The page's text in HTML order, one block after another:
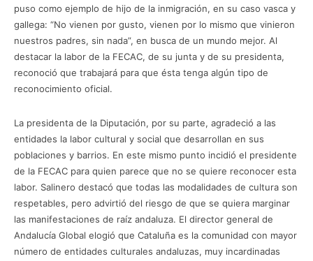
puso como ejemplo de hijo de la inmigración, en su caso vasca y
gallega: “No vienen por gusto, vienen por lo mismo que vinieron
nuestros padres, sin nada”, en busca de un mundo mejor. Al
destacar la labor de la FECAC, de su junta y de su presidenta,
reconoció que trabajará para que ésta tenga algún tipo de
reconocimiento oficial.
La presidenta de la Diputación, por su parte, agradeció a las
entidades la labor cultural y social que desarrollan en sus
poblaciones y barrios. En este mismo punto incidió el presidente
de la FECAC para quien parece que no se quiere reconocer esta
labor. Salinero destacó que todas las modalidades de cultura son
respetables, pero advirtió del riesgo de que se quiera marginar
las manifestaciones de raíz andaluza. El director general de
Andalucía Global elogió que Cataluña es la comunidad con mayor
número de entidades culturales andaluzas, muy incardinadas